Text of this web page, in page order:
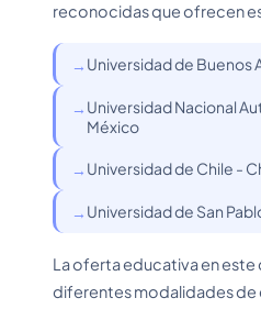
reconocidas que ofrecen
Universidad de Buenos
Universidad Nacional
México
Universidad de Chile -
Universidad de San
La oferta educativa en
diferentes modalidades de